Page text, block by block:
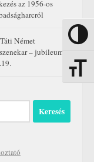
Nagy
az 1956-os
Német
– jubileumi